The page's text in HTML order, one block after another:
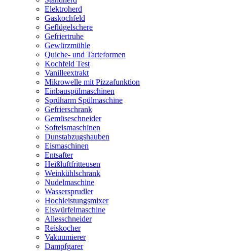
Elektroherd
Gaskochfeld
Geflügelschere
Gefriertruhe
Gewürzmühle
Quiche- und Tarteformen
Kochfeld Test
Vanilleextrakt
Mikrowelle mit Pizzafunktion
Einbauspülmaschinen
Sprüharm Spülmaschine
Gefrierschrank
Gemüseschneider
Softeismaschinen
Dunstabzugshauben
Eismaschinen
Entsafter
Heißluftfritteusen
Weinkühlschrank
Nudelmaschine
Wassersprudler
Hochleistungsmixer
Eiswürfelmaschine
Allesschneider
Reiskocher
Vakuumierer
Dampfgarer